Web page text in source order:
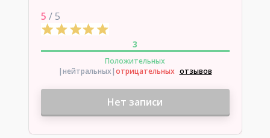
5 / 5
3
Положительных
|нейтральных|отрицательных отзывов
Нет записи